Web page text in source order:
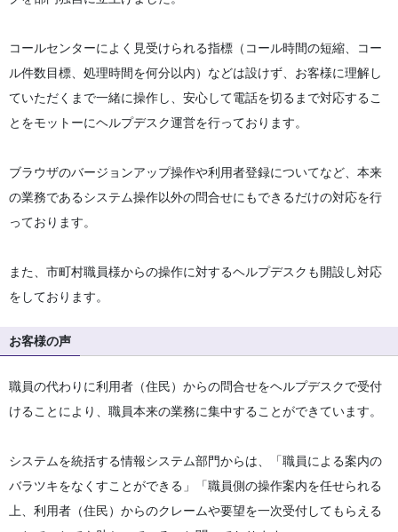
コールセンターによく見受けられる指標（コール時間の短縮、コー
ル件数目標、処理時間を何分以内）などは設けず、お客様に理解し
ていただくまで一緒に操作し、安心して電話を切るまで対応するこ
とをモットーにヘルプデスク運営を行っております。
ブラウザのバージョンアップ操作や利用者登録についてなど、本来
の業務であるシステム操作以外の問合せにもできるだけの対応を行
っております。
また、市町村職員様からの操作に対するヘルプデスクも開設し対応
をしております。
お客様の声
職員の代わりに利用者（住民）からの問合せをヘルプデスクで受付
けることにより、職員本来の業務に集中することができています。
システムを統括する情報システム部門からは、「職員による案内の
バラツキをなくすことができる」「職員側の操作案内を任せられる
上、利用者（住民）からのクレームや要望を一次受付してもらえる